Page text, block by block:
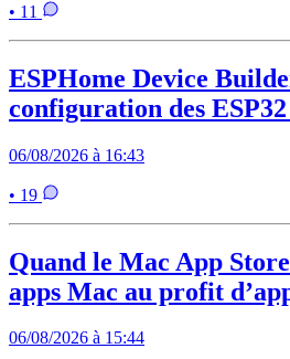
• 11
ESPHome Device
configuration des
06/08/2026 à 16:43
• 19
Quand le Mac App
apps Mac au profit
06/08/2026 à 15:44